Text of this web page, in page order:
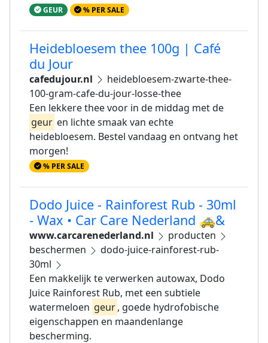
GEUR % PER SALE
Heidebloesem thee 100g | Café
du Jour
cafedujour.nl
heidebloesem-zwarte-thee-
100-gram-cafe-du-jour-losse-thee
Een lekkere thee voor in de middag met de
geur en lichte smaak van echte
heidebloesem. Bestel vandaag en ontvang het
morgen!
% PER SALE
Dodo Juice - Rainforest Rub - 30ml
- Wax • Car Care Nederland 🚕&
www.carcarenederland.nl
producten
beschermen
dodo-juice-rainforest-rub-
30ml
Een makkelijk te verwerken autowax, Dodo
Juice Rainforest Rub, met een subtiele
watermeloen geur, goede hydrofobische
eigenschappen en maandenlange
bescherming.